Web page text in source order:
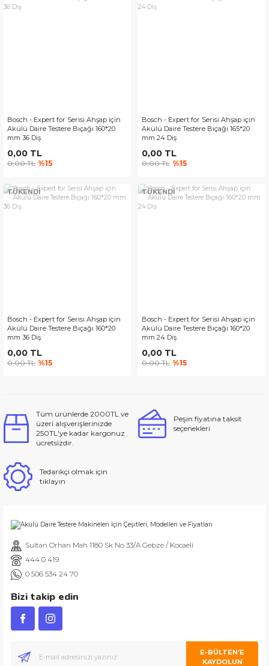
Bosch - Expert for Serisi Ahşap için
Akülü Daire Testere Bıçağı 160*20
mm 36 Diş
0,00 TL
0,00 TL %15
Bosch - Expert for Serisi Ahşap için
Akülü Daire Testere Bıçağı 165*20
mm 24 Diş
0,00 TL
0,00 TL %15
TÜKENDİ
Bosch - Expert for Serisi Ahşap için
Akülü Daire Testere Bıçağı 160*20
mm 36 Diş
0,00 TL
0,00 TL %15
TÜKENDİ
Bosch - Expert for Serisi Ahşap için
Akülü Daire Testere Bıçağı 160*20
mm 24 Diş
0,00 TL
0,00 TL %15
Tüm ürünlerde 2000TL ve
üzeri alışverişlerinizde
250TL'ye kadar kargonuz
ücretsizdir.
Peşin fiyatına taksit
seçenekleri
Tedarikçi olmak için
tıklayın
Sultan Orhan Mah 1180 Sk No 33/A Gebze / Kocaeli
444 0 419
0 506 534 24 70
Bizi takip edin
E-BÜLTEN’E
KAYDOLUN